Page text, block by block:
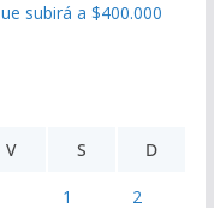
subirá a $400.000
V S D
1 2